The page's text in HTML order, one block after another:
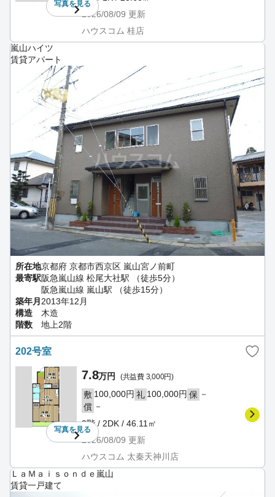
写真を見る
2026/08/09 更新
ハウスコム 桂店
嵐山ハイツ
賃貸アパート
所在地京都府 京都市西京区 嵐山宮ノ前町
最寄駅阪急嵐山線 松尾大社駅 （徒歩5分）
阪急嵐山線 嵐山駅 （徒歩15分）
築年月 2013年12月
構造
木造
階数
地上2階
202号室
写真を見る
7.8万円 (共益費 3,000円)
敷 100,000円 礼 100,000円 保 －
償 －
2階 / 2DK / 46.11㎡
2026/08/09 更新
ハウスコム 太秦天神川店
ＬａＭａｉｓｏｎｄｅ嵐山
賃貸一戸建て